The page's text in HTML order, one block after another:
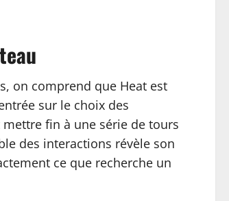
on comprend que Heat est
sur le choix des
fin à une série de tours
des interactions révèle son
ce que recherche un